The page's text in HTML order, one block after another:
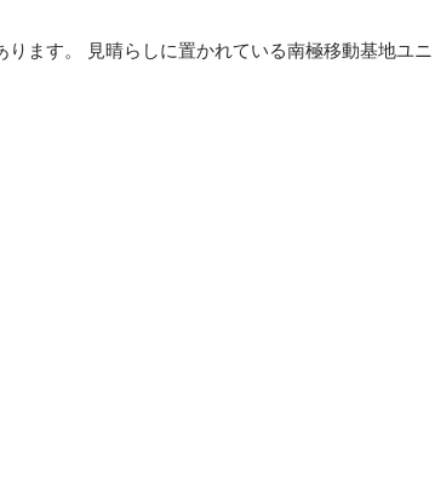
ます。 見晴らしに置かれている南極移動基地ユ